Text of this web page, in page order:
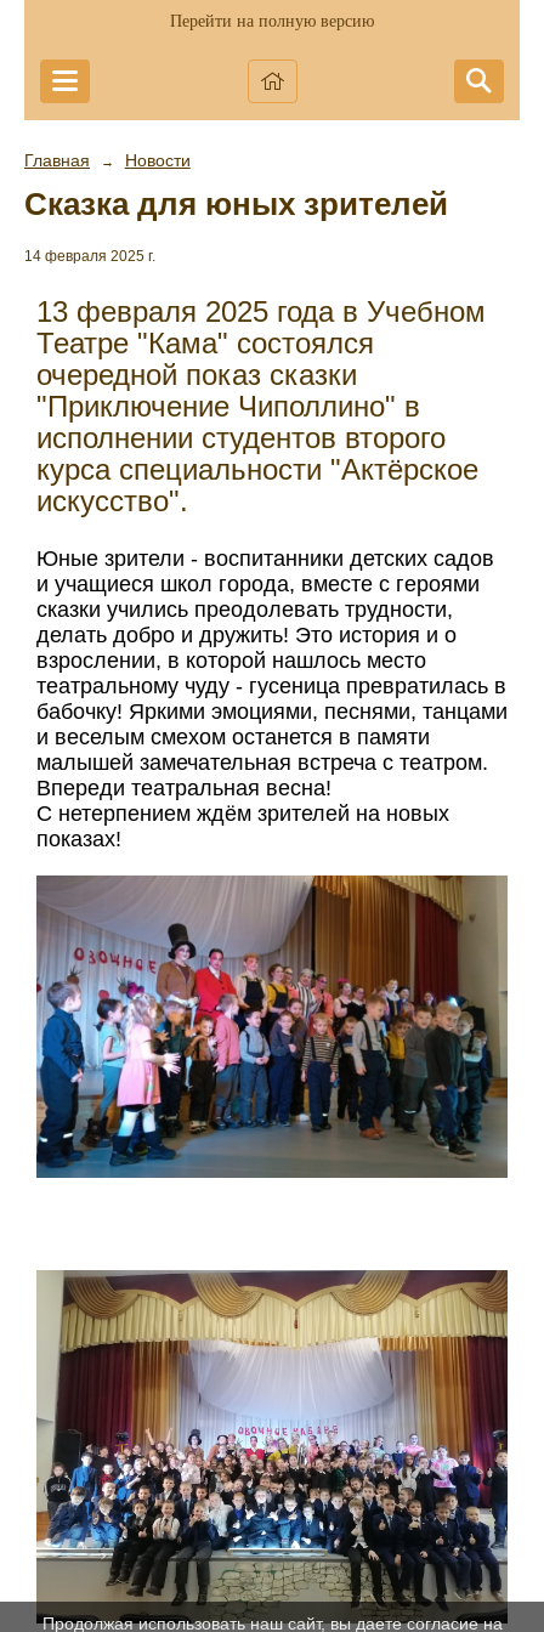
Перейти на полную версию
Главная → Новости
Сказка для юных зрителей
14 февраля 2025 г.
13 февраля 2025 года в Учебном
Театре "Кама" состоялся
очередной показ сказки
"Приключение Чиполлино" в
исполнении студентов второго
курса специальности "Актёрское
искусство".
Юные зрители - воспитанники детских садов
и учащиеся школ города, вместе с героями
сказки учились преодолевать трудности,
делать добро и дружить! Это история и о
взрослении, в которой нашлось место
театральному чуду - гусеница превратилась в
бабочку! Яркими эмоциями, песнями, танцами
и веселым смехом останется в памяти
малышей замечательная встреча с театром.
Впереди театральная весна!
С нетерпением ждём зрителей на новых
показах!
Продолжая использовать наш сайт, вы даете согласие на